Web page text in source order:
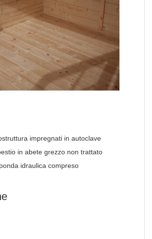
impregnati in autoclave
in abete grezzo non trattato
idraulica compreso